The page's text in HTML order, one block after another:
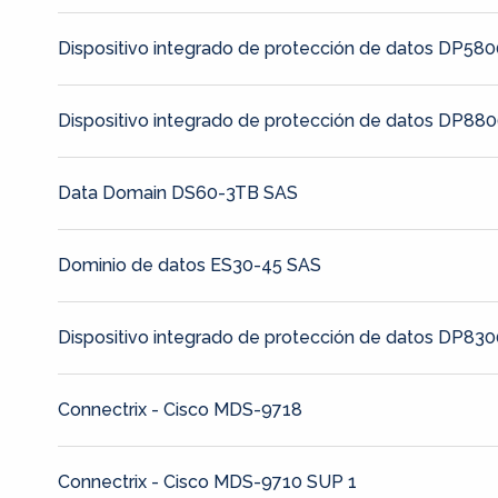
Dispositivo integrado de protección de datos
Dispositivo integrado de protección de datos
Data Domain DS60-3TB SAS
Dominio de datos ES30-45 SAS
Dispositivo integrado de protección de datos
Connectrix - Cisco MDS-9718
Connectrix - Cisco MDS-9710 SUP 1